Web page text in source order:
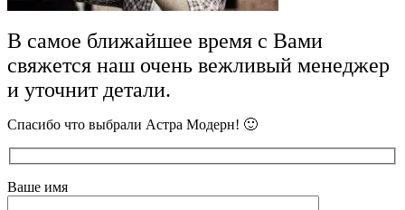
В самое ближайшее время с Вами
свяжется наш очень вежливый менеджер
и уточнит детали.
Спасибо что выбрали Астра Модерн! 🙂
Ваше имя